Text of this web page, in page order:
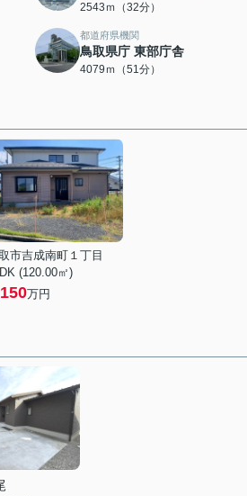
2543ｍ（32分）
都道府県機関
鳥取県庁 東部庁舎
4079ｍ（51分）
市吉成南町１丁目
(120.00㎡)
万円